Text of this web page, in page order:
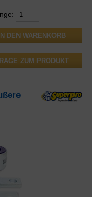
ZUM PRODUKT